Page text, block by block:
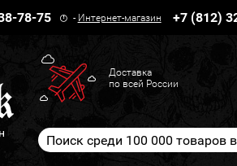
78-75 - Интернет-магазин +7 (812)
Доставка
по всей России